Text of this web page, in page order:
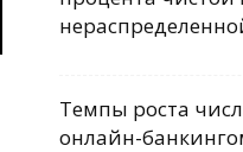
Темпы роста
онлайн-